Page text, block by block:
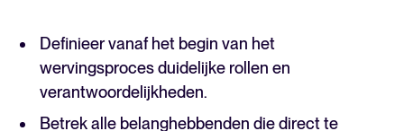
Definieer vanaf het begin van het
wervingsproces duidelijke rollen en
verantwoordelijkheden.
Betrek alle belanghebbenden die direct te